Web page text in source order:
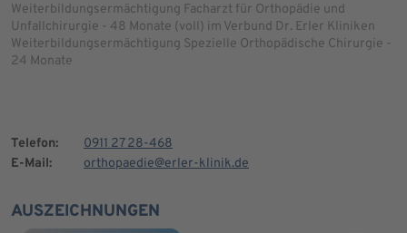
Weiterbildungsermächtigung Facharzt für Orthopädie und
Unfallchirurgie - 48 Monate (voll) im Verbund Dr. Erler Kliniken
Weiterbildungsermächtigung Spezielle Orthopädische Chirurgie -
24 Monate
Telefon:
0911 27 28-468
E-Mail:
orthopaedie@erler-klinik.de
AUSZEICHNUNGEN